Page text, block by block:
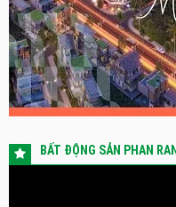
BẤT ĐỘNG SẢN PHAN